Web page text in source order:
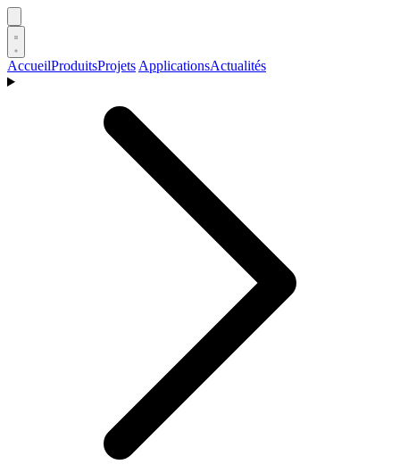
AccueilProduitsProjets ApplicationsActualités